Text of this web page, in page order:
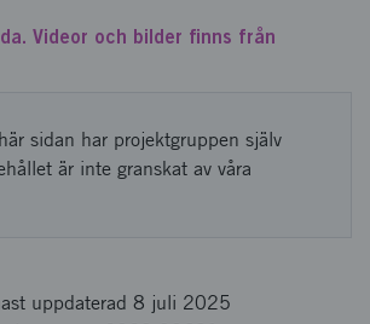
Videor och bilder finns från
sidan har projektgruppen själv
är inte granskat av våra
uppdaterad 8 juli 2025